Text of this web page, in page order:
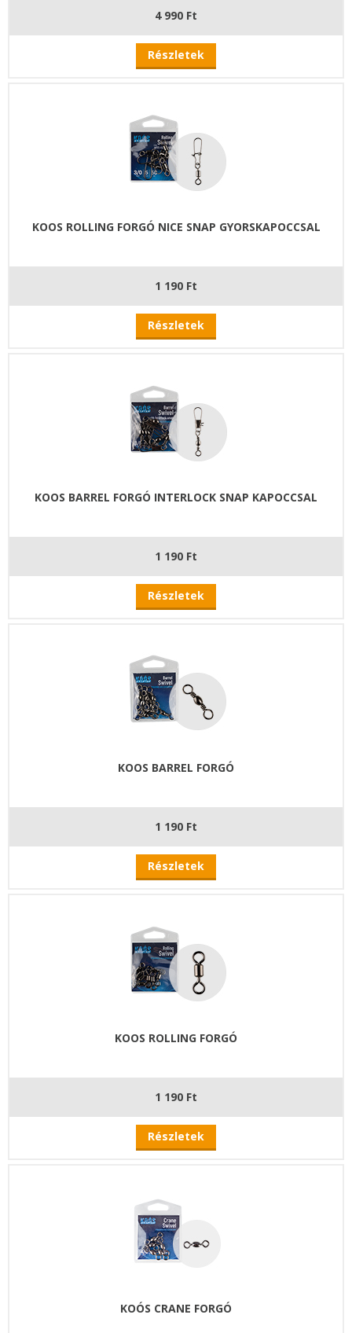
4 990 Ft
Részletek
KOOS ROLLING FORGÓ NICE SNAP GYORSKAPOCCSAL
1 190 Ft
Részletek
KOOS BARREL FORGÓ INTERLOCK SNAP KAPOCCSAL
1 190 Ft
Részletek
KOOS BARREL FORGÓ
1 190 Ft
Részletek
KOOS ROLLING FORGÓ
1 190 Ft
Részletek
KOÓS CRANE FORGÓ